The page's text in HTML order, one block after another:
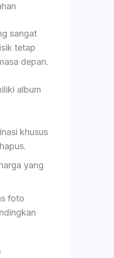
sangat
tetap
depan.
album
khusus
yang
foto